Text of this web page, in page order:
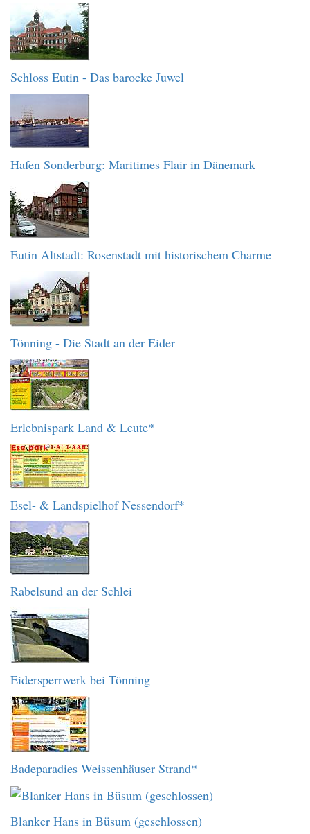
Schloss Eutin - Das barocke Juwel
Hafen Sonderburg: Maritimes Flair in Dänemark
Eutin Altstadt: Rosenstadt mit historischem Charme
Tönning - Die Stadt an der Eider
Erlebnispark Land & Leute*
Esel- & Landspielhof Nessendorf*
Rabelsund an der Schlei
Eidersperrwerk bei Tönning
Badeparadies Weissenhäuser Strand*
Blanker Hans in Büsum (geschlossen)